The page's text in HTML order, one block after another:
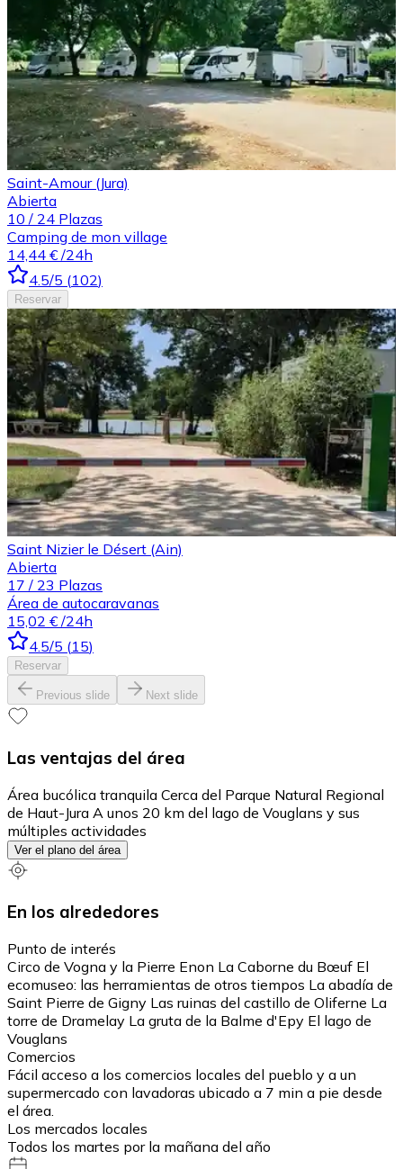
Saint-Amour (Jura)
Abierta
10 / 24 Plazas
Camping de mon village
14,44 € /24h
4.5/5 (102)
Reservar
Saint Nizier le Désert (Ain)
Abierta
17 / 23 Plazas
Área de autocaravanas
15,02 € /24h
4.5/5 (15)
Reservar
Previous slide Next slide
Las ventajas del área
Área bucólica tranquila Cerca del Parque Natural Regional
de Haut-Jura A unos 20 km del lago de Vouglans y sus
múltiples actividades
Ver el plano del área
En los alrededores
Punto de interés
Circo de Vogna y la Pierre Enon La Caborne du Bœuf El
ecomuseo: las herramientas de otros tiempos La abadía de
Saint Pierre de Gigny Las ruinas del castillo de Oliferne La
torre de Dramelay La gruta de la Balme d'Epy El lago de
Vouglans
Comercios
Fácil acceso a los comercios locales del pueblo y a un
supermercado con lavadoras ubicado a 7 min a pie desde
el área.
Los mercados locales
Todos los martes por la mañana del año